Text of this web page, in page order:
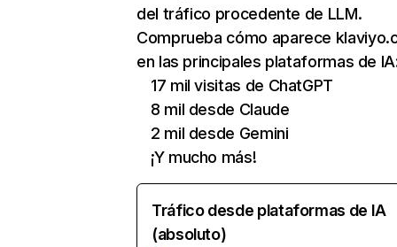
del tráfico procedente de LLM.
Comprueba cómo aparece
en las principales plataformas de
17 mil visitas de ChatGPT
8 mil desde Claude
2 mil desde Gemini
¡Y mucho más!
Tráfico desde plataformas de IA
(absoluto)